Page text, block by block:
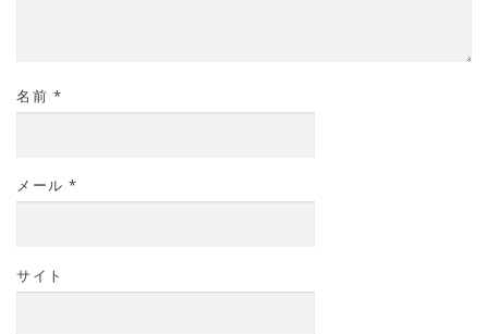
名前 *
メール *
サイト